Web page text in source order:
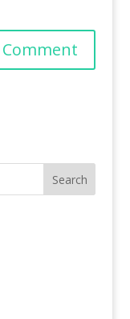
Search